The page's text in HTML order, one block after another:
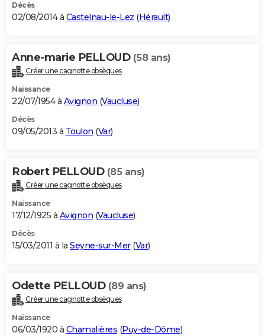
Décès
02/08/2014 à Castelnau-le-Lez (Hérault)
Anne-marie PELLOUD (58 ans)
Créer une cagnotte obsèques
Naissance
22/07/1954 à Avignon (Vaucluse)
Décès
09/05/2013 à Toulon (Var)
Robert PELLOUD (85 ans)
Créer une cagnotte obsèques
Naissance
17/12/1925 à Avignon (Vaucluse)
Décès
15/03/2011 à la Seyne-sur-Mer(Var)
Odette PELLOUD (89 ans)
Créer une cagnotte obsèques
Naissance
06/03/1920 à Chamalières (Puy-de-Dôme)